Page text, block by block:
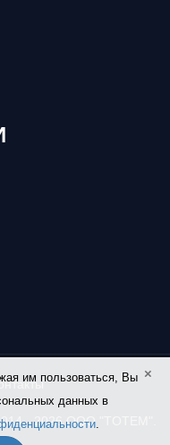
- 2026 OOO "TOTEM".
×
им пользоваться, Вы
данных в
.